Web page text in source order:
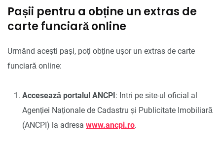
Pașii pentru a obține un extras de
carte funciară online
Urmând acești pași, poți obține ușor un extras de carte
funciară online:
Accesează portalul ANCPI: Intri pe site-ul oficial al
Agenției Naționale de Cadastru și Publicitate Imobiliară
(ANCPI) la adresa www.ancpi.ro.